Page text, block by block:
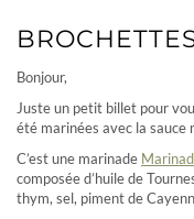
Bonjour,
Juste un petit billet pour
été marinées avec la
C’est une marinade
composée d’huile de
thym, sel, piment de